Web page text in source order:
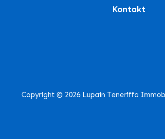
Kontakt
Copyright © 2026 Lupain Teneriffa